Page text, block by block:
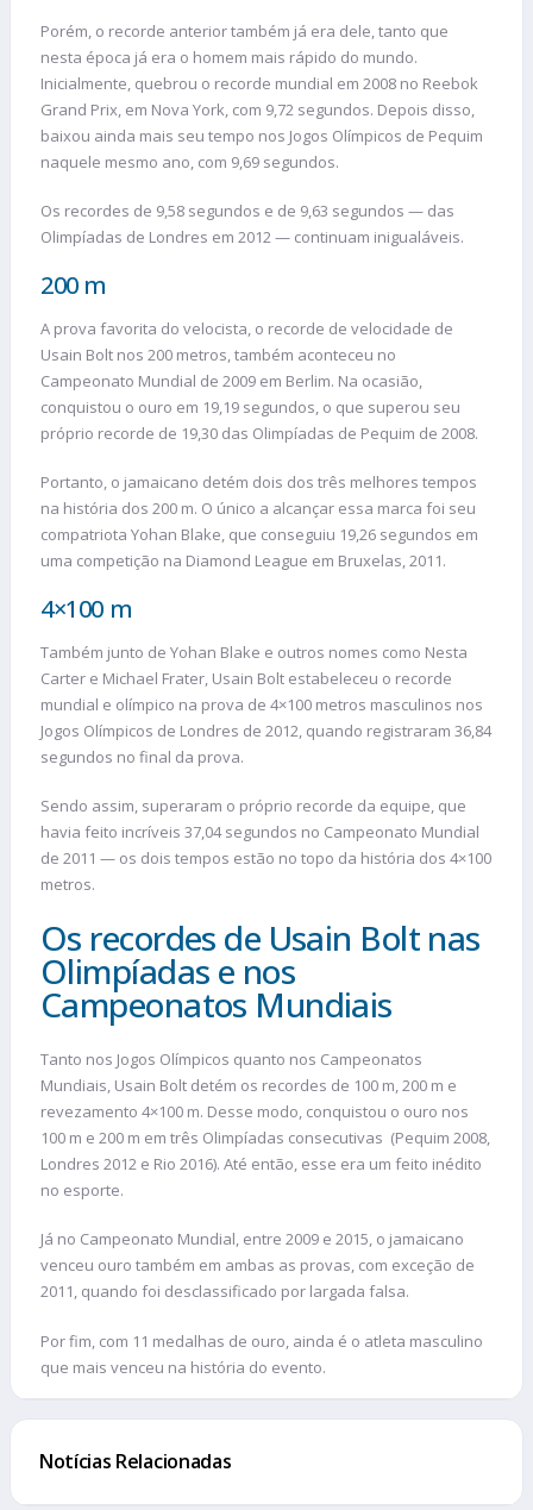
Porém, o recorde anterior também já era dele, tanto que
nesta época já era o homem mais rápido do mundo.
Inicialmente, quebrou o recorde mundial em 2008 no Reebok
Grand Prix, em Nova York, com 9,72 segundos. Depois disso,
baixou ainda mais seu tempo nos Jogos Olímpicos de Pequim
naquele mesmo ano, com 9,69 segundos.
Os recordes de 9,58 segundos e de 9,63 segundos — das
Olimpíadas de Londres em 2012 — continuam inigualáveis.
200 m
A prova favorita do velocista, o recorde de velocidade de
Usain Bolt nos 200 metros, também aconteceu no
Campeonato Mundial de 2009 em Berlim. Na ocasião,
conquistou o ouro em 19,19 segundos, o que superou seu
próprio recorde de 19,30 das Olimpíadas de Pequim de 2008.
Portanto, o jamaicano detém dois dos três melhores tempos
na história dos 200 m. O único a alcançar essa marca foi seu
compatriota Yohan Blake, que conseguiu 19,26 segundos em
uma competição na Diamond League em Bruxelas, 2011.
4×100 m
Também junto de Yohan Blake e outros nomes como Nesta
Carter e Michael Frater, Usain Bolt estabeleceu o recorde
mundial e olímpico na prova de 4×100 metros masculinos nos
Jogos Olímpicos de Londres de 2012, quando registraram 36,84
segundos no final da prova.
Sendo assim, superaram o próprio recorde da equipe, que
havia feito incríveis 37,04 segundos no Campeonato Mundial
de 2011 — os dois tempos estão no topo da história dos 4×100
metros.
Os recordes de Usain Bolt nas
Olimpíadas e nos
Campeonatos Mundiais
Tanto nos Jogos Olímpicos quanto nos Campeonatos
Mundiais, Usain Bolt detém os recordes de 100 m, 200 m e
revezamento 4×100 m. Desse modo, conquistou o ouro nos
100 m e 200 m em três Olimpíadas consecutivas (Pequim 2008,
Londres 2012 e Rio 2016). Até então, esse era um feito inédito
no esporte.
Já no Campeonato Mundial, entre 2009 e 2015, o jamaicano
venceu ouro também em ambas as provas, com exceção de
2011, quando foi desclassificado por largada falsa.
Por fim, com 11 medalhas de ouro, ainda é o atleta masculino
que mais venceu na história do evento.
Notícias Relacionadas